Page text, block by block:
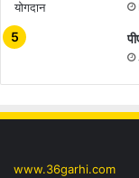
www.36garhi.com